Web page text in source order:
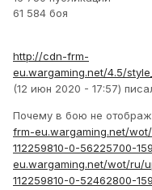
61 584 боя
http://cdn-frm-
eu.wargaming.net/4.5/
(12 июн 2020 - 17:57)
Почему в бою не
frm-eu.wargaming.net/
112259810-0-56225700-
eu.wargaming.net/wot/ru/
112259810-0-52462800-